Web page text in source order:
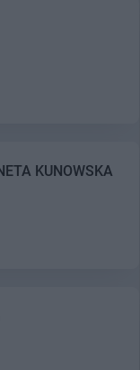
KUNOWSKA